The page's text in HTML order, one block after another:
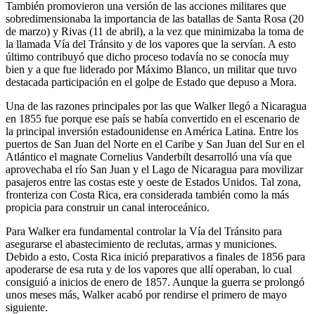
También promovieron una versión de las acciones militares que
sobredimensionaba la importancia de las batallas de Santa Rosa (20
de marzo) y Rivas (11 de abril), a la vez que minimizaba la toma de
la llamada Vía del Tránsito y de los vapores que la servían. A esto
último contribuyó que dicho proceso todavía no se conocía muy
bien y a que fue liderado por Máximo Blanco, un militar que tuvo
destacada participación en el golpe de Estado que depuso a Mora.
Una de las razones principales por las que Walker llegó a Nicaragua
en 1855 fue porque ese país se había convertido en el escenario de
la principal inversión estadounidense en América Latina. Entre los
puertos de San Juan del Norte en el Caribe y San Juan del Sur en el
Atlántico el magnate Cornelius Vanderbilt desarrolló una vía que
aprovechaba el río San Juan y el Lago de Nicaragua para movilizar
pasajeros entre las costas este y oeste de Estados Unidos. Tal zona,
fronteriza con Costa Rica, era considerada también como la más
propicia para construir un canal interoceánico.
Para Walker era fundamental controlar la Vía del Tránsito para
asegurarse el abastecimiento de reclutas, armas y municiones.
Debido a esto, Costa Rica inició preparativos a finales de 1856 para
apoderarse de esa ruta y de los vapores que allí operaban, lo cual
consiguió a inicios de enero de 1857. Aunque la guerra se prolongó
unos meses más, Walker acabó por rendirse el primero de mayo
siguiente.